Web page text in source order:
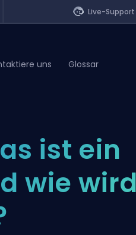
Live-Support
uns Glossar
ist ein
wie wird